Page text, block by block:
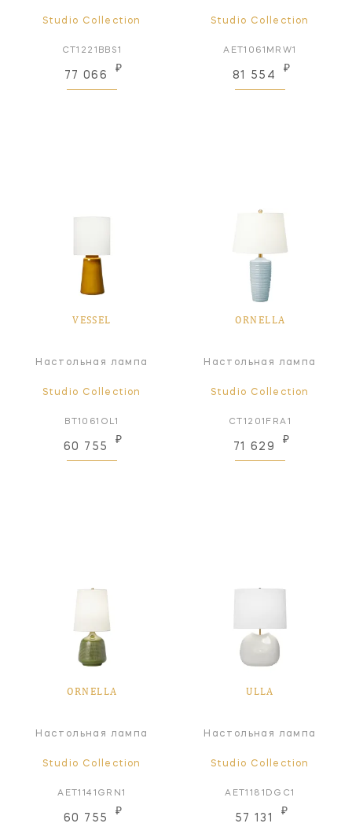
Studio Collection
CT1221BBS1
77 066
₽
Studio Collection
AET1061MRW1
81 554
₽
VESSEL
Настольная лампа
Studio Collection
BT1061OL1
60 755
₽
ORNELLA
Настольная лампа
Studio Collection
CT1201FRA1
71 629
₽
ORNELLA
Настольная лампа
Studio Collection
AET1141GRN1
60 755
₽
ULLA
Настольная лампа
Studio Collection
AET1181DGC1
57 131
₽